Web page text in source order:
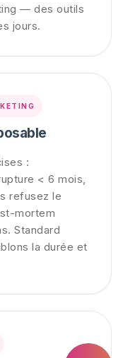
— des outils
jours.
:
< 6 mois,
refusez le
mortem
Standard
la durée et